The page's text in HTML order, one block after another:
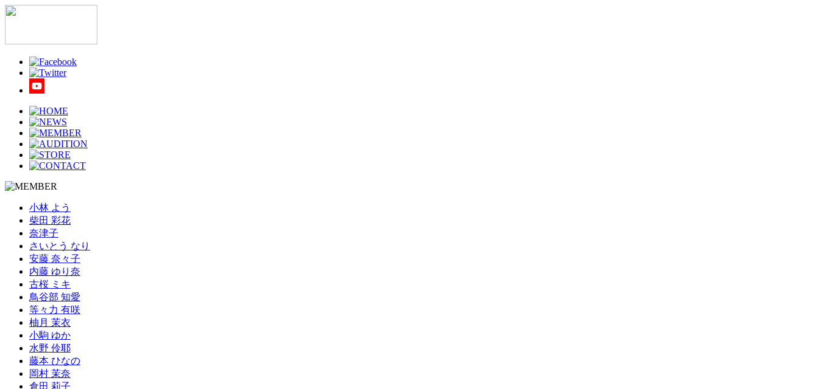
小林 よう
柴田 彩花
奈津子
さいとう なり
安藤 奈々子
内藤 ゆり奈
古桜 ミキ
鳥谷部 知愛
等々力 有咲
柚月 茉衣
小駒 ゆか
水野 伶耶
藤本 ひなの
岡村 茉奈
倉田 莉子